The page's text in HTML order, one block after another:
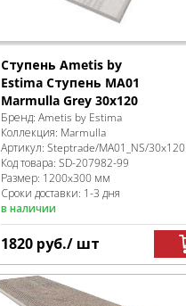
Ступень Ametis by
Estima Ступень MA01
Marmulla Grey 30x120
Бренд: Ametis by Estima
Коллекция: Marmulla
Артикул: Steptrade/MA01_NS/30x120
Код товара: SD-207982-99
Размер: 1200x300 мм
Сроки доставки: 1-3 дня
в наличии
1820 руб./ шт